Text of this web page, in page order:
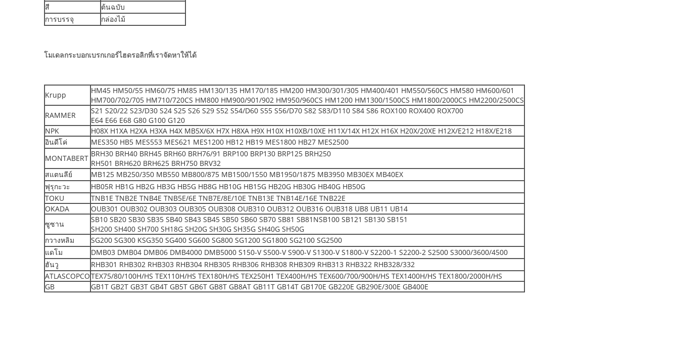
สี
ต้นฉบับ
การบรรจุ
กล่องไม้
โมเดลกระบอกเบรกเกอร์ไฮดรอลิกที่เราจัดหาให้ได้
Krupp
HM45 HM50/55 HM60/75 HM85 HM130/135 HM170/185 HM200 HM300/301/305 HM400/401 HM550/560CS HM580 HM600/601
HM700/702/705 HM710/720CS HM800 HM900/901/902 HM950/960CS HM1200 HM1300/1500CS HM1800/2000CS HM2200/2500CS
RAMMER
S21 S20/22 S23/D30 S24 S25 S26 S29 S52 S54/D60 S55 S56/D70 S82 S83/D110 S84 S86 ROX100 ROX400 ROX700
E64 E66 E68 G80 G100 G120
NPK
H08X H1XA H2XA H3XA H4X MB5X/6X H7X H8XA H9X H10X H10XB/10XE H11X/14X H12X H16X H20X/20XE H12X/E212 H18X/E218
อินดีโค่
MES350 HB5 MES553 MES621 MES1200 HB12 HB19 MES1800 HB27 MES2500
MONTABERT BRH30 BRH40 BRH45 BRH60 BRH76/91 BRP100 BRP130 BRP125 BRH250
RH501 BRH620 BRH625 BRH750 BRV32
สแตนลีย์
MB125 MB250/350 MB550 MB800/875 MB1500/1550 MB1950/1875 MB3950 MB30EX MB40EX
ฟุรุกะวะ
HB05R HB1G HB2G HB3G HB5G HB8G HB10G HB15G HB20G HB30G HB40G HB50G
TOKU
TNB1E TNB2E TNB4E TNB5E/6E TNB7E/8E/10E TNB13E TNB14E/16E TNB22E
OKADA
OUB301 OUB302 OUB303 OUB305 OUB308 OUB310 OUB312 OUB316 OUB318 UB8 UB11 UB14
ซูซาน
SB10 SB20 SB30 SB35 SB40 SB43 SB45 SB50 SB60 SB70 SB81 SB81NSB100 SB121 SB130 SB151
SH200 SH400 SH700 SH18G SH20G SH30G SH35G SH40G SH50G
กวางหลิม
SG200 SG300 KSG350 SG400 SG600 SG800 SG1200 SG1800 SG2100 SG2500
แดโม
DMB03 DMB04 DMB06 DMB4000 DMB5000 S150-V S500-V S900-V S1300-V S1800-V S2200-1 S2200-2 S2500 S3000/3600/4500
ฮันวู
RHB301 RHB302 RHB303 RHB304 RHB305 RHB306 RHB308 RHB309 RHB313 RHB322 RHB328/332
ATLASCOPCOTEX75/80/100H/HS TEX110H/HS TEX180H/HS TEX250H1 TEX400H/HS TEX600/700/900H/HS TEX1400H/HS TEX1800/2000H/HS
GB
GB1T GB2T GB3T GB4T GB5T GB6T GB8T GB8AT GB11T GB14T GB170E GB220E GB290E/300E GB400E